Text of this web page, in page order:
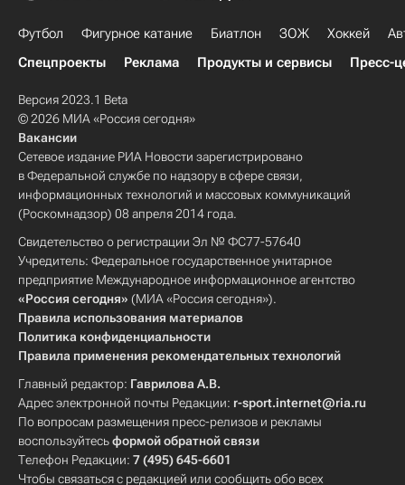
Футбол Фигурное катание Биатлон ЗОЖ Хоккей
Спецпроекты
Реклама Продукты и сервисы Пресс-
Версия 2023.1 Beta
© 2026 МИА «Россия сегодня»
Вакансии
Сетевое издание РИА Новости зарегистрировано
в Федеральной службе по надзору в сфере связи,
информационных технологий и массовых коммуникаций
(Роскомнадзор) 08 апреля 2014 года.
Свидетельство о регистрации Эл № ФС77-57640
Учредитель: Федеральное государственное унитарное
предприятие Международное информационное агентство
«Россия сегодня» (МИА «Россия сегодня»).
Правила использования материалов
Политика конфиденциальности
Правила применения рекомендательных технологий
Главный редактор: Гаврилова А.В.
Адрес электронной почты Редакции: r-sport.internet@ria.ru
По вопросам размещения пресс-релизов и рекламы
воспользуйтесьформой обратной связи
Телефон Редакции: 7 (495) 645-6601
Чтобы связаться с редакцией или сообщить обо всех